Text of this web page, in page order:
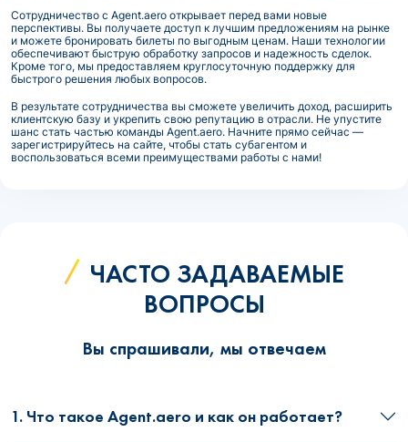
Сотрудничество с Agent.aero открывает перед вами новые
перспективы. Вы получаете доступ к лучшим предложениям на рынке
и можете бронировать билеты по выгодным ценам. Наши технологии
обеспечивают быструю обработку запросов и надежность сделок.
Кроме того, мы предоставляем круглосуточную поддержку для
быстрого решения любых вопросов.
В результате сотрудничества вы сможете увеличить доход, расширить
клиентскую базу и укрепить свою репутацию в отрасли. Не упустите
шанс стать частью команды Agent.aero. Начните прямо сейчас —
зарегистрируйтесь на сайте, чтобы стать субагентом и
воспользоваться всеми преимуществами работы с нами!
ЧАСТО ЗАДАВАЕМЫЕ
ВОПРОСЫ
Вы спрашивали, мы отвечаем
1. Что такое Agent.aero и как он работает?